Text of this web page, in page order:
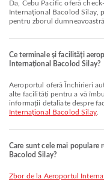
Da, Cebu Pacific oferă check-in online pentru zborurile din Aeroportul
Internațional Bacolod Silay,
pentru zborul
Ce terminale și facilități
Internațional Bacolod Silay?
Aeroportul oferă Închirieri auto, Servirea mesei, Zona de așteptare și multe
alte facilități pentru a vă
informații detaliate despre
Internațional Bacolod Silay.
Care sunt cele mai populare
Bacolod Silay?
zbor de la Aeroportul Internațional Bacolod Silay la Aeroportul Internațional